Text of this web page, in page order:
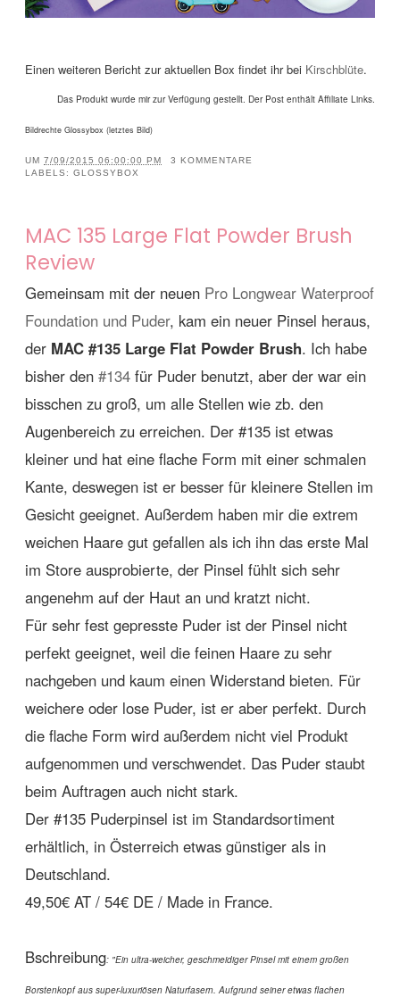
Einen weiteren Bericht zur aktuellen Box findet ihr bei Kirschblüte.
Das Produkt wurde mir zur Verfügung gestellt. Der Post enthält Affiliate Links.
Bildrechte Glossybox (letztes Bild)
UM 7/09/2015 06:00:00 PM
3 KOMMENTARE
LABELS: GLOSSYBOX
MAC 135 Large Flat Powder Brush
Review
Gemeinsam mit der neuen Pro Longwear Waterproof
Foundation und Puder, kam ein neuer Pinsel heraus,
der MAC #135 Large Flat Powder Brush. Ich habe
bisher den #134 für Puder benutzt, aber der war ein
bisschen zu groß, um alle Stellen wie zb. den
Augenbereich zu erreichen. Der #135 ist etwas
kleiner und hat eine flache Form mit einer schmalen
Kante, deswegen ist er besser für kleinere Stellen im
Gesicht geeignet. Außerdem haben mir die extrem
weichen Haare gut gefallen als ich ihn das erste Mal
im Store ausprobierte, der Pinsel fühlt sich sehr
angenehm auf der Haut an und kratzt nicht.
Für sehr fest gepresste Puder ist der Pinsel nicht
perfekt geeignet, weil die feinen Haare zu sehr
nachgeben und kaum einen Widerstand bieten. Für
weichere oder lose Puder, ist er aber perfekt. Durch
die flache Form wird außerdem nicht viel Produkt
aufgenommen und verschwendet. Das Puder staubt
beim Auftragen auch nicht stark.
Der #135 Puderpinsel ist im Standardsortiment
erhältlich, in Österreich etwas günstiger als in
Deutschland.
49,50€ AT / 54€ DE / Made in France.
Bschreibung: "Ein ultra-weicher, geschmeidiger Pinsel mit einem großen
Borstenkopf aus super-luxuriösen Naturfasern. Aufgrund seiner etwas flachen